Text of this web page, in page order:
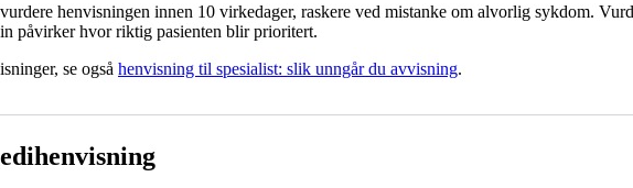
henvisningen innen 10 virkedager, raskere ved mistanke om alvorlig sykdom.
påvirker hvor riktig pasienten blir prioritert.
se også henvisning til spesialist: slik unngår du avvisning.